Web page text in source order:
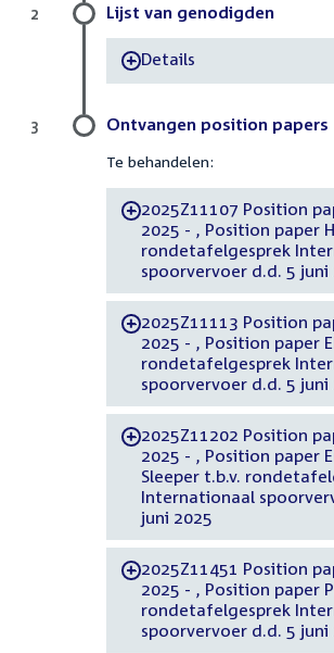
Lijst van genodigden
-Details
2
Ontvangen position papers
Te behandelen:
-2025Z11107 Position
2025 - , Position paper Heuro t.b.v.
rondetafelgesprek
spoorvervoer d.d. 5 juni
-2025Z11113 Position
2025 - , Position paper ERFA t.b.v.
rondetafelgesprek
spoorvervoer d.d. 5 juni
-2025Z11202 Position
2025 - , Position paper European
Sleeper t.b.v.
Internationaal
juni 2025
-2025Z11451 Position
2025 - , Position paper ProRail t.b.v.
rondetafelgesprek
spoorvervoer d.d. 5 juni
3